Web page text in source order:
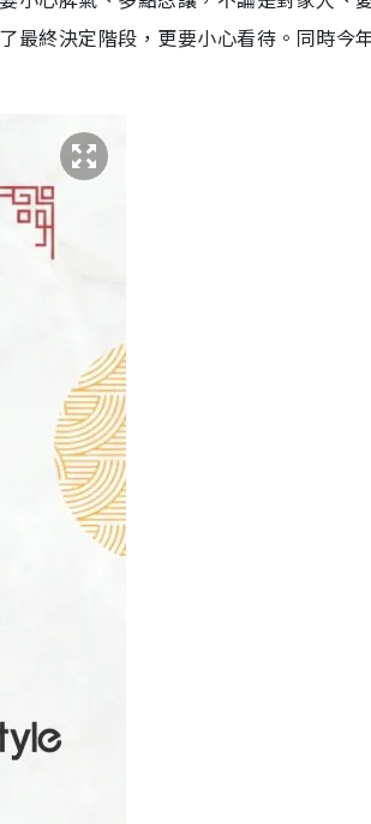
最終決定階段，更要小心看待。同時今